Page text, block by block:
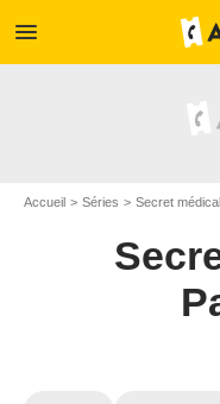
menu
Accueil Séries Secret